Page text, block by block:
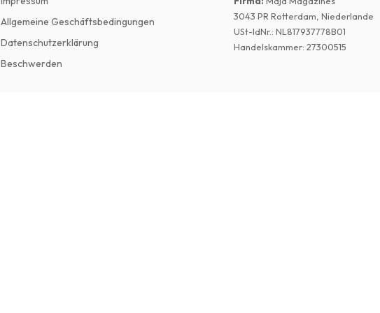
Allgemeine Geschäftsbedingungen
Datenschutzerklärung
Beschwerden
3043 PR Rotterdam, Niederlande
USt-IdNr.: NL817937778B01
Handelskammer: 27300515